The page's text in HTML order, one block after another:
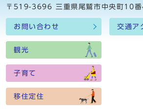
〒519-3696 三重県尾鷲市中央町10
お問い合わせ 交通ア
観光
子育て
移住定住